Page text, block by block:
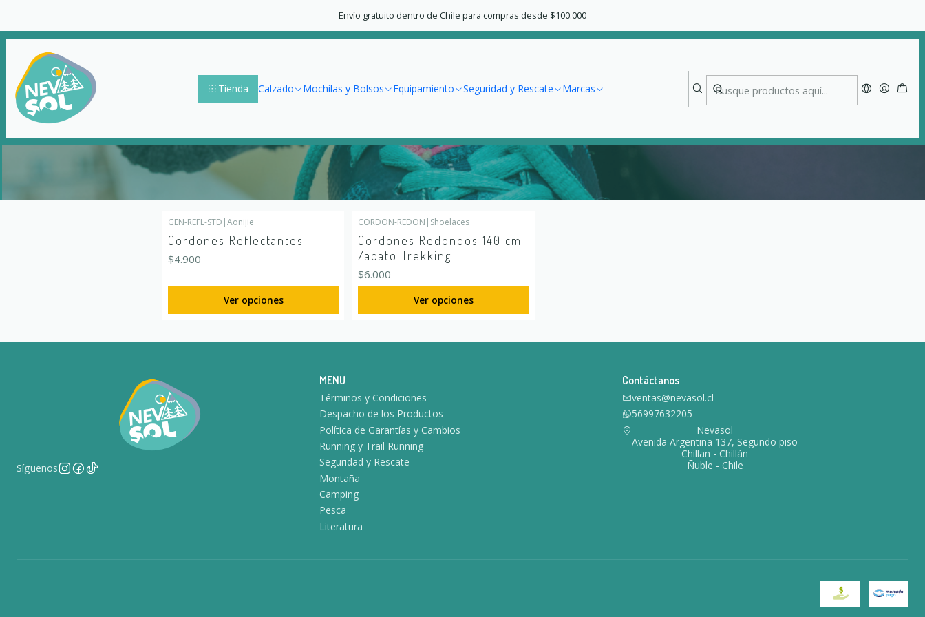
Tienda Calzado Mochilas y Bolsos Equipamiento Seguridad y Rescate Marcas
Envío gratuito dentro de Chile para compras desde $100.000
Inicio Calzado Cordones y Plantillas
Cordones y Plantillas
GEN-REFL-STD |Aonijie
Cordones Reflectantes
$4.900
Ver opciones
CORDON-REDON | Shoelaces
Cordones Redondos 140 cm
Zapato Trekking
$6.000
Ver opciones
Síguenos
MENU
Términos y Condiciones
Despacho de los Productos
Política de Garantías y Cambios
Running y Trail Running
Seguridad y Rescate
Montaña
Camping
Pesca
Literatura
Contáctanos
ventas@nevasol.cl
56997632205
Nevasol
Avenida Argentina 137, Segundo piso
Chillan - Chillán
Ñuble - Chile